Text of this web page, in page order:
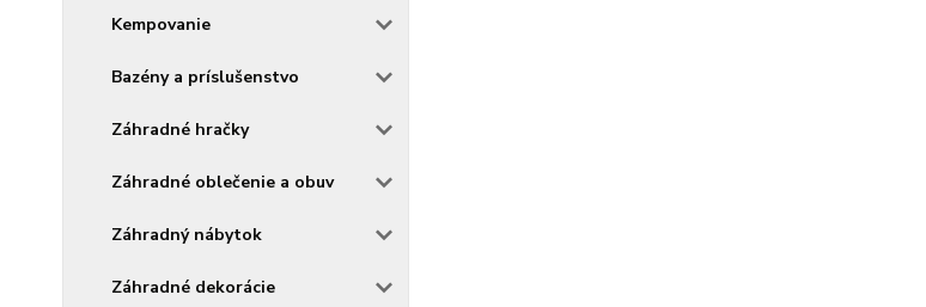
Kempovanie
Bazény a príslušenstvo
Záhradné hračky
Záhradné oblečenie a obuv
Záhradný nábytok
Záhradné dekorácie